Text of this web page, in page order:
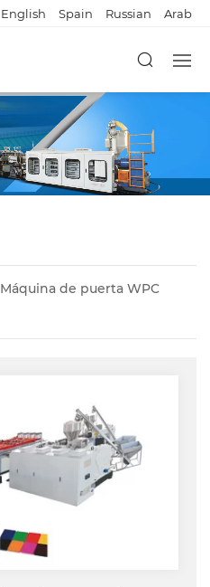
English Spain Russian Arab
Máquina de puerta WPC